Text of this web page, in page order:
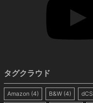
タグクラウド
Amazon (4) B&W (4) dCS